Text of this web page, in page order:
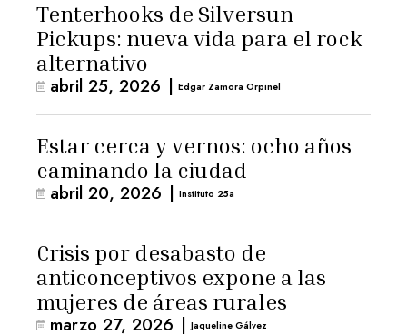
Tenterhooks de Silversun
Pickups: nueva vida para el rock
alternativo
abril 25, 2026 | Edgar Zamora Orpinel
Estar cerca y vernos: ocho años
caminando la ciudad
abril 20, 2026 | Instituto 25a
Crisis por desabasto de
anticonceptivos expone a las
mujeres de áreas rurales
marzo 27, 2026 | Jaqueline Gálvez